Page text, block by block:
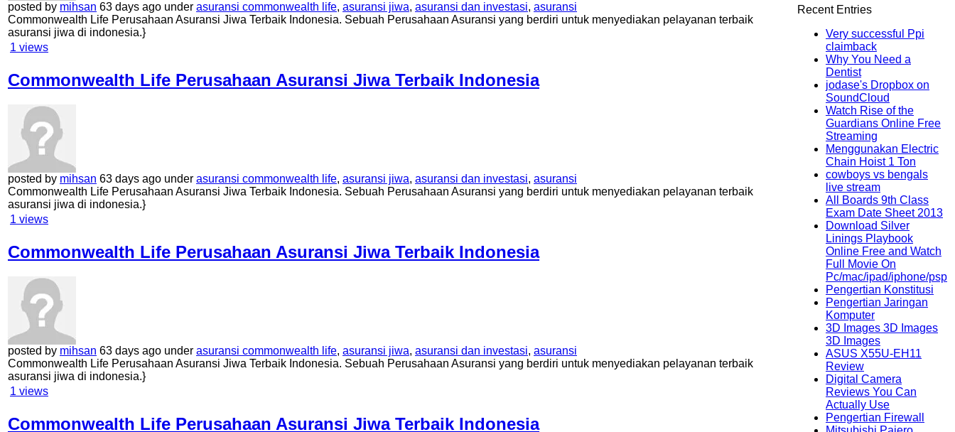
posted by mihsan 63 days ago under asuransi commonwealth life, asuransi jiwa, asuransi dan investasi, asuransi
Commonwealth Life Perusahaan Asuransi Jiwa Terbaik Indonesia. Sebuah Perusahaan Asuransi yang berdiri untuk menyediakan pelayanan terbaik
asuransi jiwa di indonesia.}
1 views
Commonwealth Life Perusahaan Asuransi Jiwa Terbaik Indonesia
posted by mihsan 63 days ago under asuransi commonwealth life, asuransi jiwa, asuransi dan investasi, asuransi
Commonwealth Life Perusahaan Asuransi Jiwa Terbaik Indonesia. Sebuah Perusahaan Asuransi yang berdiri untuk menyediakan pelayanan terbaik
asuransi jiwa di indonesia.}
1 views
Commonwealth Life Perusahaan Asuransi Jiwa Terbaik Indonesia
posted by mihsan 63 days ago under asuransi commonwealth life, asuransi jiwa, asuransi dan investasi, asuransi
Commonwealth Life Perusahaan Asuransi Jiwa Terbaik Indonesia. Sebuah Perusahaan Asuransi yang berdiri untuk menyediakan pelayanan terbaik
asuransi jiwa di indonesia.}
1 views
Commonwealth Life Perusahaan Asuransi Jiwa Terbaik Indonesia
Recent Entries
Very successful Ppi
claimback
Why You Need a
Dentist
jodase's Dropbox on
SoundCloud
Watch Rise of the
Guardians Online Free
Streaming
Menggunakan Electric
Chain Hoist 1 Ton
cowboys vs bengals
live stream
All Boards 9th Class
Exam Date Sheet 2013
Download Silver
Linings Playbook
Online Free and Watch
Full Movie On
Pc/mac/ipad/iphone/psp
Pengertian Konstitusi
Pengertian Jaringan
Komputer
3D Images 3D Images
3D Images
ASUS X55U-EH11
Review
Digital Camera
Reviews You Can
Actually Use
Pengertian Firewall